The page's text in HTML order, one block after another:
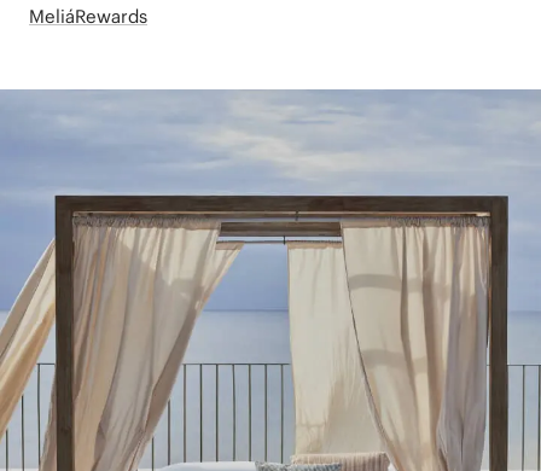
MeliáRewards